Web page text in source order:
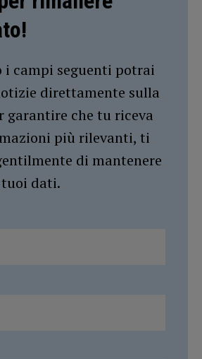
i campi seguenti potrai
direttamente sulla
garantire che tu riceva
più rilevanti, ti
di mantenere
dati.